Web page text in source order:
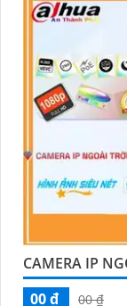
CAMERA IP
00 ₫
00 ₫